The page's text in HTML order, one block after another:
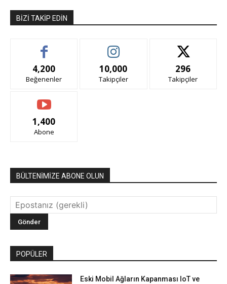
BIZI TAKIP EDIN
4,200
Beğenenler
10,000
Takipçiler
296
Takipçiler
1,400
Abone
BÜLTENİMİZE ABONE OLUN
POPÜLER
Eski Mobil Ağların Kapanması IoT ve